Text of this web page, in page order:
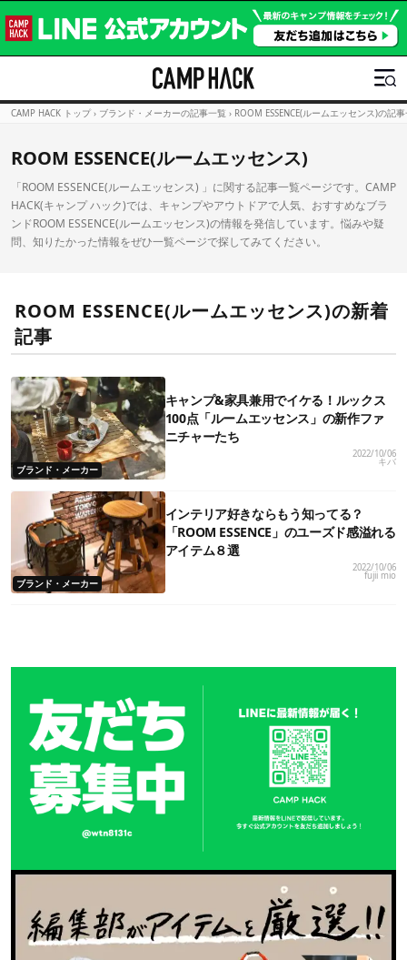
CAMP HACK トップ › ブランド・メーカーの記事一覧 › ROOM ESSENCE(ルームエッセンス)の記
ROOM ESSENCE(ルームエッセンス)
「ROOM ESSENCE(ルームエッセンス) 」に関する記事一覧ページです。CAMP
HACK(キャンプ ハック)では、キャンプやアウトドアで人気、おすすめなブラ
ンドROOM ESSENCE(ルームエッセンス)の情報を発信しています。悩みや疑
問、知りたかった情報をぜひ一覧ページで探してみてください。
ROOM ESSENCE(ルームエッセンス)の新着
記事
ブランド・メーカー
キャンプ&家具兼用でイケる！ルックス
100点「ルームエッセンス」の新作ファ
ニチャーたち
2022/10/06
キバ
ブランド・メーカー
インテリア好きならもう知ってる？
「ROOM ESSENCE」のユーズド感溢れる
アイテム８選
2022/10/06
fujii mio